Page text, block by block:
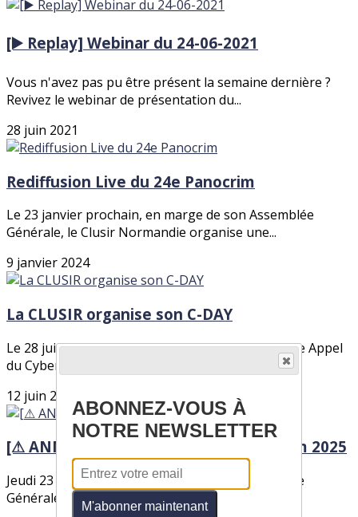
[▶️ Replay] Webinar du 24-06-2021
Vous n'avez pas pu être présent la semaine dernière ?
Revivez le webinar de présentation du...
28 juin 2021
Rediffusion Live du 24e Panocrim
Le 23 janvier prochain, en marge de son Assemblée
Générale, le Clusir Normandie organise une...
9 janvier 2024
La CLUSIR organise son C-DAY
Le 28 juin prochain, dans le cadre de la dynamique Appel
du Cyber Juin 2024 en Normandie, le...
12 juin 2024
[⚠ ANNULEE] Diffusion live du Panocrim 2025
Jeudi 23 janvier 2025, en amont de son Assemblée
Générale, le Clusir Normandie organise une...
ABONNEZ-VOUS À
NOTRE NEWSLETTER
M'abonner maintenant